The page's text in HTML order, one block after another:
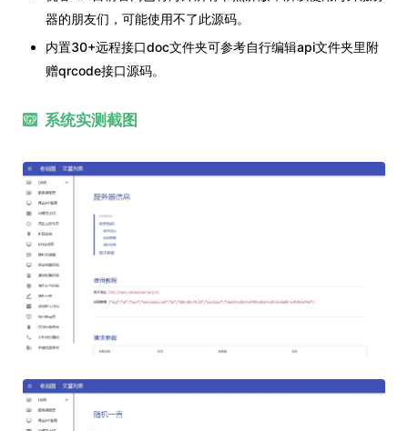
器的朋友们，可能使用不了此源码。
内置30+远程接口doc文件夹可参考自行编辑api文件夹里附
赠qrcode接口源码。
系统实测截图